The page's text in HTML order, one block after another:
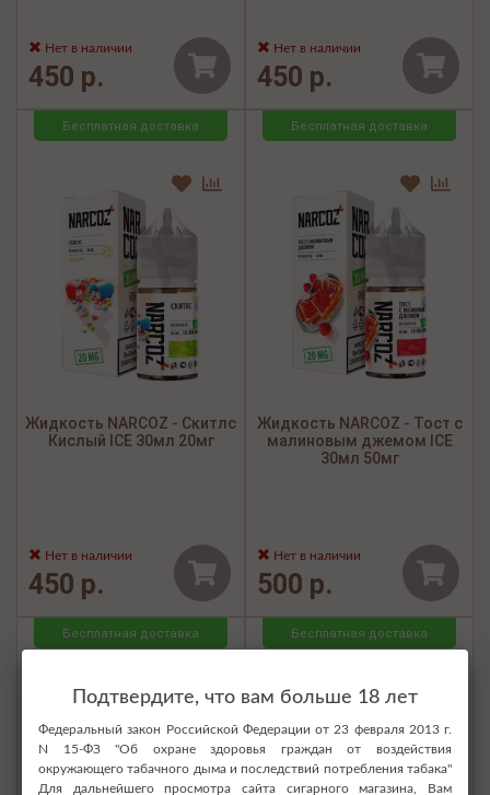
Нет в наличии
450 р.
Нет в наличии
450 р.
Бесплатная доставка
Жидкость NARCOZ - Скитлс
Кислый ICE 30мл 20мг
Нет в наличии
450 р.
Бесплатная доставка
Жидкость NARCOZ - Тост с
малиновым джемом ICE
30мл 50мг
Нет в наличии
500 р.
Бесплатная доставка Бесплатная доставка
Подтвердите, что вам больше 18 лет
Федеральный закон Российской Федерации от 23 февраля 2013 г.
N 15-ФЗ "Об охране здоровья граждан от воздействия
окружающего табачного дыма и последствий потребления табака"
Для дальнейшего просмотра сайта сигарного магазина, Вам